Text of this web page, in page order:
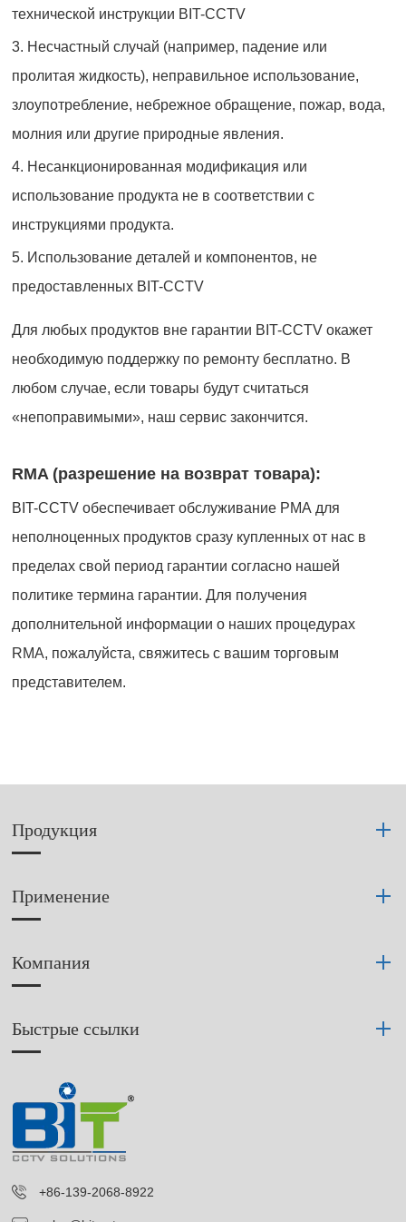
технической инструкции BIT-CCTV
3. Несчастный случай (например, падение или
пролитая жидкость), неправильное использование,
злоупотребление, небрежное обращение, пожар, вода,
молния или другие природные явления.
4. Несанкционированная модификация или
использование продукта не в соответствии с
инструкциями продукта.
5. Использование деталей и компонентов, не
предоставленных BIT-CCTV
Для любых продуктов вне гарантии BIT-CCTV окажет
необходимую поддержку по ремонту бесплатно. В
любом случае, если товары будут считаться
«непоправимыми», наш сервис закончится.
RMA (разрешение на возврат товара):
BIT-CCTV обеспечивает обслуживание РМА для
неполноценных продуктов сразу купленных от нас в
пределах свой период гарантии согласно нашей
политике термина гарантии. Для получения
дополнительной информации о наших процедурах
RMA, пожалуйста, свяжитесь с вашим торговым
представителем.
Продукция
Применение
Компания
Быстрые ссылки
+86-139-2068-8922